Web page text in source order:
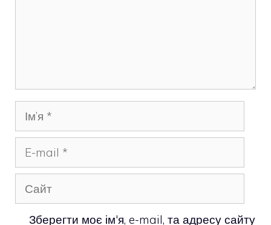
Ім’я
mail
Сайт
Зберегти моє ім'я, e-mail, та адресу сайту